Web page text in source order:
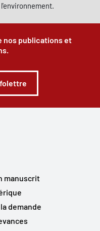
nos publications et
manuscrit
demande